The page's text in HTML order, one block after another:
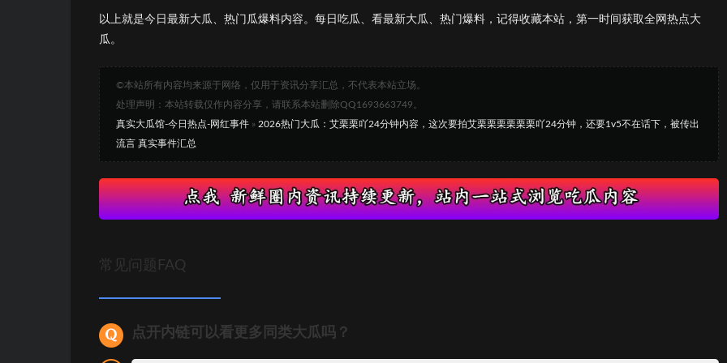
以上就是今日最新大瓜、热门瓜爆料内容。每日吃瓜、看最新大瓜、热门爆料，记得收藏本站，第一时间获取全网热点大
瓜。
©本站所有内容均来源于网络，仅用于资讯分享汇总，不代表本站立场。
处理声明：本站转载仅作内容分享，请联系本站删除QQ1693663749。
真实大瓜馆-今日热点-网红事件 » 2026热门大瓜：艾栗栗吖24分钟内容，这次要拍艾栗栗栗栗栗栗吖24分钟，还要1v5不在话下，被传出
流言 真实事件汇总
常见问题FAQ
点开内链可以看更多同类大瓜吗？